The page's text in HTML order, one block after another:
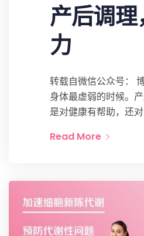
产后调
力
转载自微信公众号：
身体最虚弱的时候。
是对健康有帮助，还
Read More